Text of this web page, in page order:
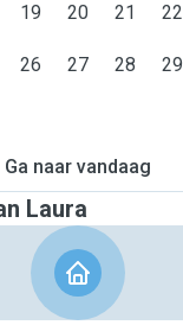
19 20 21 22
26 27 28 29
Ga naar vandaag
Laura